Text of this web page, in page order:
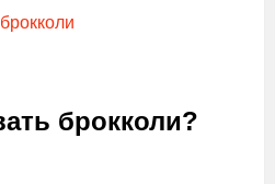
брокколи?